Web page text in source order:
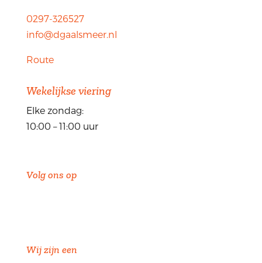
0297-326527
info@dgaalsmeer.nl
Route
Wekelijkse viering
Elke zondag:
10:00 – 11:00 uur
Volg ons op
Wij zijn een